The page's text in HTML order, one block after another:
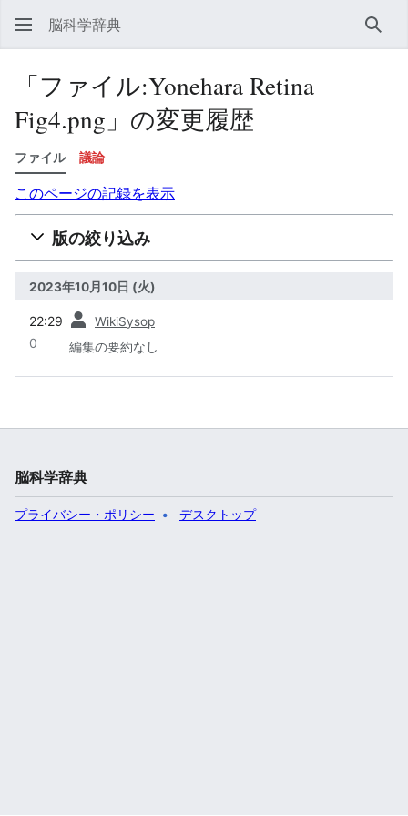
脳科学辞典 検索
「ファイル:Yonehara Retina
Fig4.png」の変更履歴
ファイル 議論
このページの記録を表示
版の絞り込み
2023年10月10日 (火)
22:29 WikiSysop
0 編集の要約なし
脳科学辞典
プライバシー・ポリシー デスクトップ